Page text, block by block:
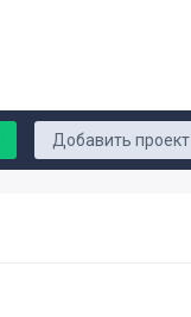
Добавить проект